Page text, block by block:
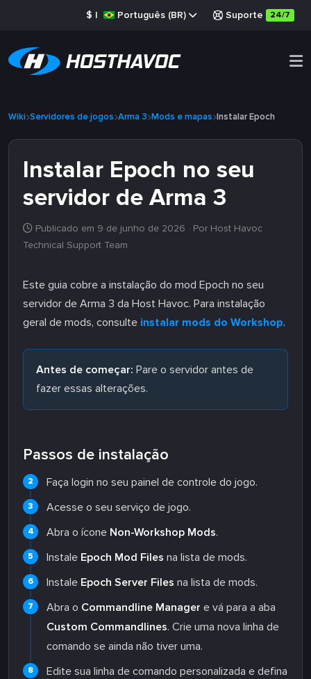
$ | Português (BR) Suporte 24/7
Wiki Servidores de jogos Arma 3 Mods e mapas Instalar Epoch
Instalar Epoch no seu
servidor de Arma 3
Publicado em 9 de junho de 2026 · Por Host Havoc
Technical Support Team
Este guia cobre a instalação do mod Epoch no seu
servidor de Arma 3 da Host Havoc. Para instalação
geral de mods, consulte instalar mods do Workshop.
Antes de começar: Pare o servidor antes de
fazer essas alterações.
Passos de instalação
Faça login no seu painel de controle do jogo.
Acesse o seu serviço de jogo.
Abra o ícone Non-Workshop Mods.
Instale Epoch Mod Files na lista de mods.
Instale Epoch Server Files na lista de mods.
Abra o Commandline Manager e vá para a aba
Custom Commandlines. Crie uma nova linha de
comando se ainda não tiver uma.
Edite sua linha de comando personalizada e defina